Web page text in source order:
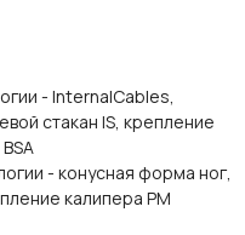
- InternalCables,
стакан IS, крепление
- конусная форма ног,
калипера PM